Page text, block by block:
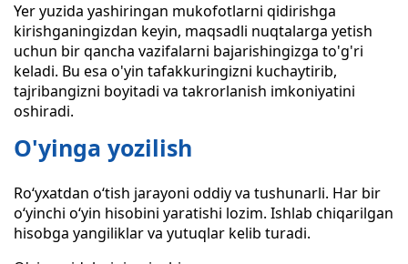
Yer yuzida yashiringan mukofotlarni qidirishga
kirishganingizdan keyin, maqsadli nuqtalarga yetish
uchun bir qancha vazifalarni bajarishingizga to'g'ri
keladi. Bu esa o'yin tafakkuringizni kuchaytirib,
tajribangizni boyitadi va takrorlanish imkoniyatini
oshiradi.
O'yinga yozilish
Ro‘yxatdan o‘tish jarayoni oddiy va tushunarli. Har bir
o‘yinchi o‘yin hisobini yaratishi lozim. Ishlab chiqarilgan
hisobga yangiliklar va yutuqlar kelib turadi.